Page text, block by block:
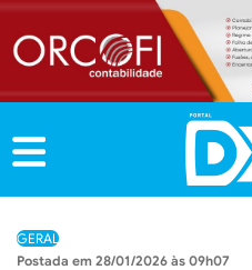
GERAL
28/01/2026 às 09h07